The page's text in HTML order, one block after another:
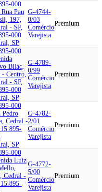
000
Rua Pau
197,
- SP,
000
SP
G-4744-
0/03
Comércio
Varejista
Premium
000
Bilac,
- Centro,
- SP,
000
SP
G-4789-
0/99
Comércio
Varejista
Premium
000
Pedro
Cedral -
15.895-
SP
G-4782-
2/01
Comércio
Varejista
Premium
000
Luiz
Cedral -
15.895-
G-4772-
5/00
Comércio
Varejista
Premium